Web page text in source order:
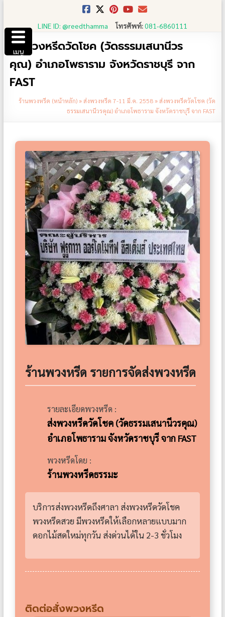
content
LINE ID: @reedthamma โทรศัพท์:081-6860111
ส่งพวงหรีดวัดโชค (วัดธรรมเสนานีวร
คุณ) อำเภอโพธาราม จังหวัดราชบุรี จาก
FAST
ร้านพวงหรีด (หน้าหลัก)»ส่งพวงหรีด 7-11 มี.ค. 2558»ส่งพวงหรีดวัดโชค (วัด
ธรรมเสนานีวรคุณ) อำเภอโพธาราม จังหวัดราชบุรี จาก FAST
ร้านพวงหรีด รายการจัดส่งพวงหรีด
รายละเอียดพวงหรีด :
ส่งพวงหรีดวัดโชค (วัดธรรมเสนานีวรคุณ)
อำเภอโพธาราม จังหวัดราชบุรี จาก FAST
พวงหรีดโดย :
ร้านพวงหรีดธรรมะ
บริการส่งพวงหรีดถึงศาลา ส่งพวงหรีดวัดโชค
พวงหรีดสวย มีพวงหรีดให้เลือกหลายแบบมาก
ดอกไม้สดใหม่ทุกวัน ส่งด่วนได้ใน 2-3 ชั่วโมง
ติดต่อสั่งพวงหรีด
เมนู